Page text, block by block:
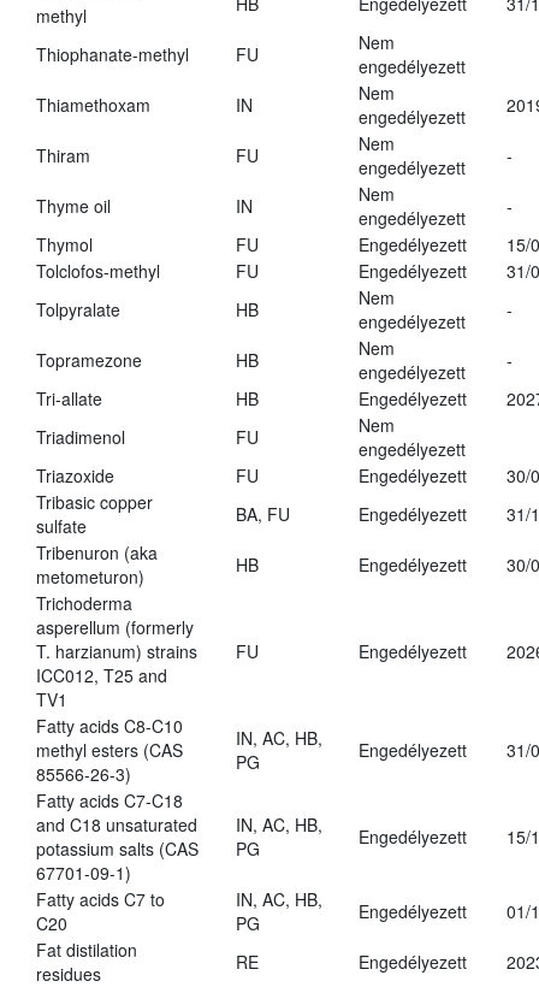
methyl
Thiophanate-methyl FU
Nem
engedélyezett
Thiamethoxam
IN
Nem
engedélyezett
Thiram FU
Nem
engedélyezett
-
Thyme oil IN
Nem
engedélyezett
-
Thymol
FU Engedélyezett
15/
Tolclofos-methyl
FU Engedélyezett
31/
Tolpyralate
HB
Nem
engedélyezett
-
Topramezone HB
Nem
engedélyezett
-
Tri-allate
HB Engedélyezett
Triadimenol
FU
Nem
engedélyezett
Triazoxide
FU Engedélyezett
30/
Tribasic copper
sulfate
BA, FU Engedélyezett
31/
Tribenuron (aka
metometuron)
HB Engedélyezett
30/
Trichoderma
asperellum (formerly
T. harzianum) strains
ICC012, T25 and
TV1
FU Engedélyezett
Fatty acids C8-C10
methyl esters (CAS
85566-26-3)
IN, AC, HB,
PG
Engedélyezett 31/
Fatty acids C7-C18
and C18 unsaturated
potassium salts (CAS
67701-09-1)
IN, AC, HB,
PG
Engedélyezett 15/
Fatty acids C7 to
C20
IN, AC, HB,
PG
Engedélyezett
01/
Fat distilation
residues
RE Engedélyezett